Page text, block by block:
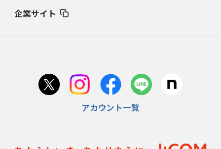
占い方
首位スピアーズ、充実の攻撃力 「湧き出る」パスでトライ量産
企業サイト
アカウント一覧